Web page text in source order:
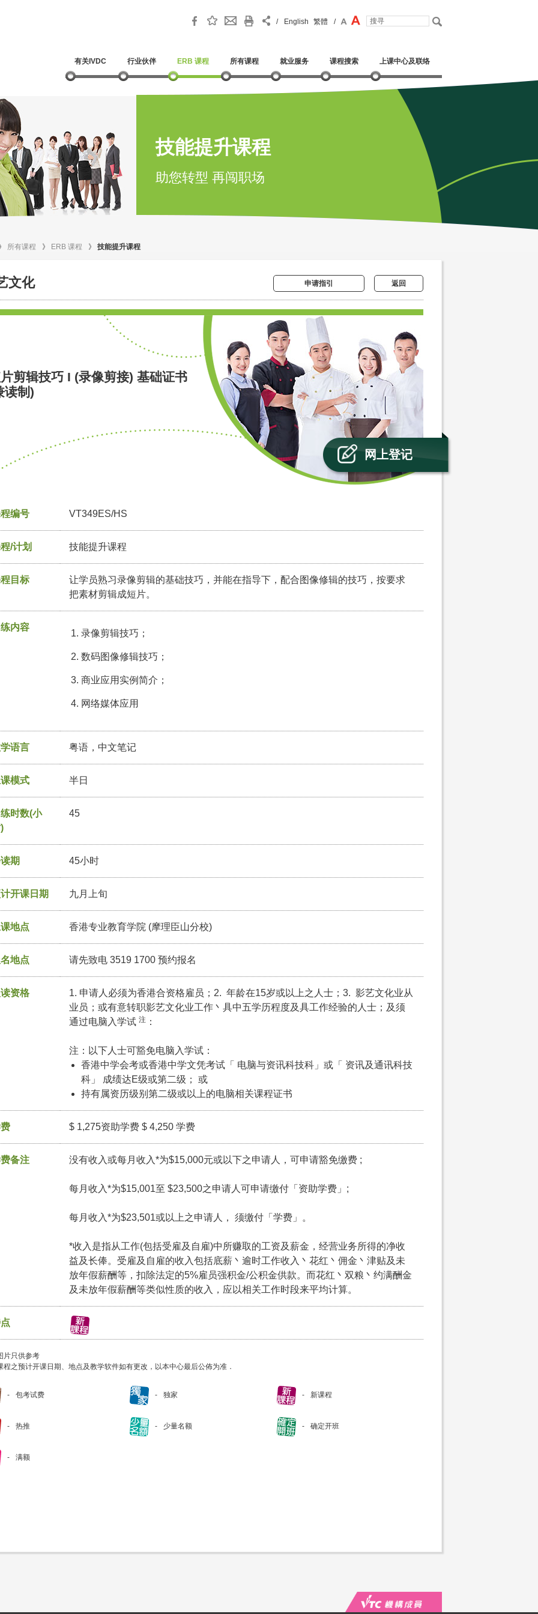
/ English 繁體 /
有关IVDC 行业伙伴 ERB 课程 所有课程 就业服务 课程搜索 上课中心及联络
技能提升课程
助您转型 再闯职场
所有课程 》 ERB 课程 》 技能提升课程
文化 申请指引 返回
剪辑技巧 I (录像剪接) 基础证书
读制)
网上登记
编号 VT349ES/HS
/计划 技能提升课程
目标
让学员熟习录像剪辑的基础技巧，并能在指导下，配合图像修辑的技巧，按要求
把素材剪辑成短片。
内容
录像剪辑技巧；
数码图像修辑技巧；
商业应用实例简介；
网络媒体应用
语言 粤语，中文笔记
模式 半日
时数(小
45
期 45小时
开课日期 九月上旬
地点 香港专业教育学院 (摩理臣山分校)
地点 请先致电 3519 1700 预约报名
资格
1. 申请人必须为香港合资格雇员；2. 年龄在15岁或以上之人士；3. 影艺文化业从
业员；或有意转职影艺文化业工作丶具中五学历程度及具工作经验的人士；及须
通过电脑入学试 注 ：
注：以下人士可豁免电脑入学试：
香港中学会考或香港中学文凭考试「 电脑与资讯科技科」或「 资讯及通讯科技
科」 成绩达E级或第二级； 或
持有属资历级别第二级或以上的电脑相关课程证书
$ 1,275资助学费 $ 4,250 学费
备注 没有收入或每月收入*为$15,000元或以下之申请人，可申请豁免缴费 ;
每月收入*为$15,001至 $23,500之申请人可申请缴付「资助学费」;
每月收入*为$23,501或以上之申请人， 须缴付「学费」。
*收入是指从工作(包括受雇及自雇)中所赚取的工资及薪金，经营业务所得的净收
益及长俸。受雇及自雇的收入包括底薪丶逾时工作收入丶花红丶佣金丶津贴及未
放年假薪酬等，扣除法定的5%雇员强积金/公积金供款。而花红丶双粮丶约满酬金
及未放年假薪酬等类似性质的收入，应以相关工作时段来平均计算。
片只供参考
程之预计开课日期、地点及教学软件如有更改，以本中心最后公佈为准．
包考试费 独家 新课程
热推 少量名额 确定开班
满额